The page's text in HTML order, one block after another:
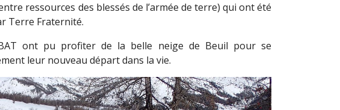
ressources des blessés de l’armée de terre) qui ont été
Terre Fraternité.
ont pu profiter de la belle neige de Beuil pour se
leur nouveau départ dans la vie.